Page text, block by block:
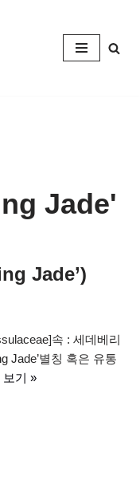
Jade'
Jade’)
속 : 세데베리
Jade’별칭 혹은 유통
보기 »